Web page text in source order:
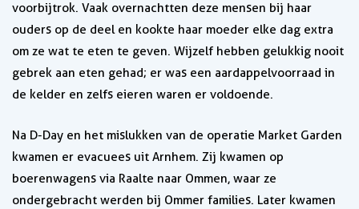
voorbijtrok. Vaak overnachtten deze mensen bij haar
ouders op de deel en kookte haar moeder elke dag extra
om ze wat te eten te geven. Wijzelf hebben gelukkig nooit
gebrek aan eten gehad; er was een aardappelvoorraad in
de kelder en zelfs eieren waren er voldoende.
Na D-Day en het mislukken van de operatie Market Garden
kwamen er evacuees uit Arnhem. Zij kwamen op
boerenwagens via Raalte naar Ommen, waar ze
ondergebracht werden bij Ommer families. Later kwamen